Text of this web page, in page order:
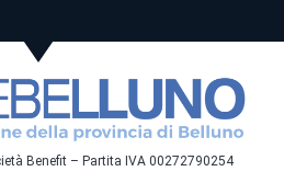
Benefit – Partita IVA 00272790254